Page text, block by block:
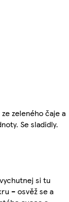
zeleného čaje a
Se sladidly.
si tu
– osvěž se a